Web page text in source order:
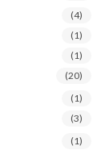
(4)
(1)
(1)
(20)
(1)
(3)
(1)